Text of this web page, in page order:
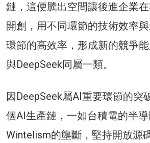
鏈，這便騰出空間讓後進企業
開創，用不同環節的技術效率
環節的高效率，形成新的競爭
與DeepSeek同屬一類。
因DeepSeek屬AI重要環節的突
個AI生產鏈，一如台積電的半
Wintelism的壟斷，堅持開放源